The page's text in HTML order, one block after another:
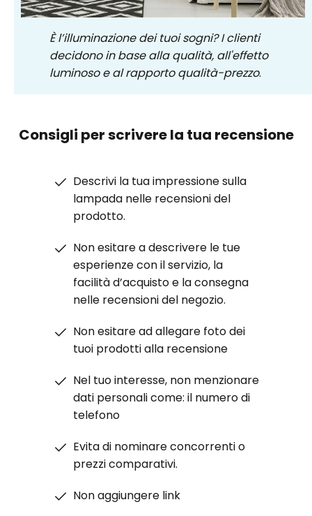
È l’illuminazione dei tuoi sogni? I clienti
decidono in base alla qualità, all'effetto
luminoso e al rapporto qualità-prezzo.
Consigli per scrivere la tua recensione
Descrivi la tua impressione sulla
lampada nelle recensioni del
prodotto.
Non esitare a descrivere le tue
esperienze con il servizio, la
facilità d’acquisto e la consegna
nelle recensioni del negozio.
Non esitare ad allegare foto dei
tuoi prodotti alla recensione
Nel tuo interesse, non menzionare
dati personali come: il numero di
telefono
Evita di nominare concorrenti o
prezzi comparativi.
Non aggiungere link